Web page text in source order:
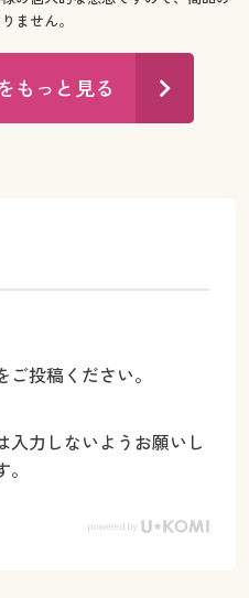
ません。
もっと見る
投稿ください。
入力しないようお願いし
。